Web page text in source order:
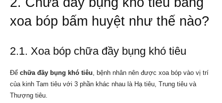
xoa bóp bấm huyệt như thế nào?
2.1. Xoa bóp chữa đầy bụng khó tiêu
Để chữa đầy bụng khó tiêu, bệnh nhân nên được xoa bóp vào vị trí
của kinh Tam tiêu với 3 phần khác nhau là Hạ tiêu, Trung tiêu và
Thượng tiêu.